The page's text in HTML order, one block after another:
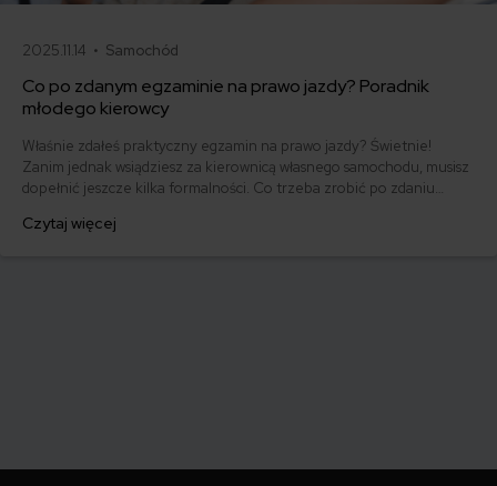
2025.11.14 • Samochód
Co po zdanym egzaminie na prawo jazdy? Poradnik
młodego kierowcy
Właśnie zdałeś praktyczny egzamin na prawo jazdy? Świetnie!
Zanim jednak wsiądziesz za kierownicą własnego samochodu, musisz
dopełnić jeszcze kilka formalności. Co trzeba zrobić po zdaniu
którym szybko załatwisz sprawy urzędowe i będziesz mógł prowadzić
Czytaj więcej